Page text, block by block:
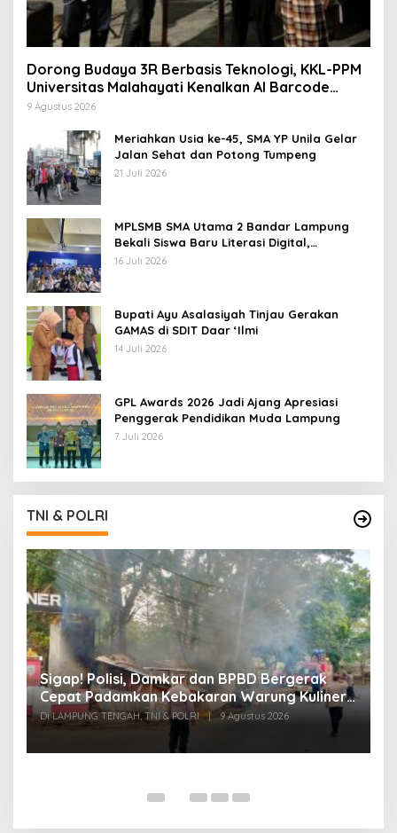
Dorong Budaya 3R Berbasis Teknologi, KKL-PPM
Universitas Malahayati Kenalkan AI Barcode
untuk Edukasi Sampah
9 Agustus 2026
Meriahkan Usia ke-45, SMA YP Unila Gelar
Jalan Sehat dan Potong Tumpeng
21 Juli 2026
MPLSMB SMA Utama 2 Bandar Lampung
Bekali Siswa Baru Literasi Digital,
Jurnalistik, dan Etika Bermedia Sosial
16 Juli 2026
Bupati Ayu Asalasiyah Tinjau Gerakan
GAMAS di SDIT Daar ‘Ilmi
14 Juli 2026
GPL Awards 2026 Jadi Ajang Apresiasi
Penggerak Pendidikan Muda Lampung
7 Juli 2026
TNI & POLRI
Sigap! Polisi, Damkar dan BPBD Bergerak
Cepat Padamkan Kebakaran Warung Kuliner
di Prosida Bandar Jaya
Di LAMPUNG TENGAH, TNI & POLRI | 9 Agustus 2026